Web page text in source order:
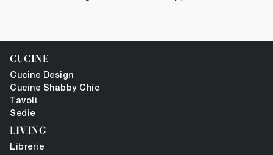
CUCINE
Cucine Design
Cucine Shabby Chic
Tavoli
Sedie
LIVING
Librerie